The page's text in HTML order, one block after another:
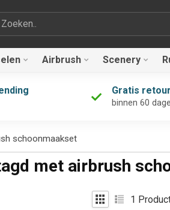
Airbrush Scenery
Gratis
binnen 60
schoonmaakset
met airbrush
1